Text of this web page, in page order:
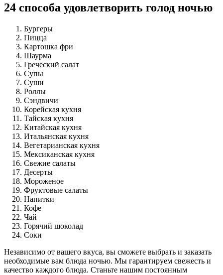
24 способа удовлетворить голод ночью
Бургеры
Пицца
Картошка фри
Шаурма
Греческий салат
Супы
Суши
Роллы
Сэндвичи
Корейская кухня
Тайская кухня
Китайская кухня
Итальянская кухня
Вегетарианская кухня
Мексиканская кухня
Свежие салаты
Десерты
Мороженое
Фруктовые салаты
Напитки
Кофе
Чай
Горячий шоколад
Соки
Независимо от вашего вкуса, вы сможете выбрать и заказать
необходимые вам блюда ночью. Мы гарантируем свежесть и
качество каждого блюда. Станьте нашим постоянным